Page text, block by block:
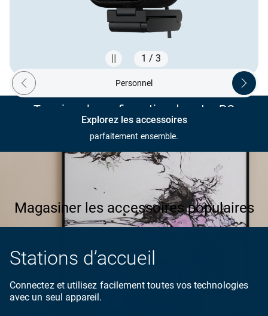
Showing page 1 of 3
1 / 3
Terminez la configuration de votre PC
Des accessoires recommandés conçus pour fonctionner
parfaitement ensemble.
Personnel
Previous ecosystem Next
Explorez les accessoires
Les produits dans l’image sont présentés à titre de représentation visuelle seulement.
Magasiner les accessoires populaires
Stations d’accueil
Connectez et utilisez facilement toutes vos technologies
avec un seul appareil.